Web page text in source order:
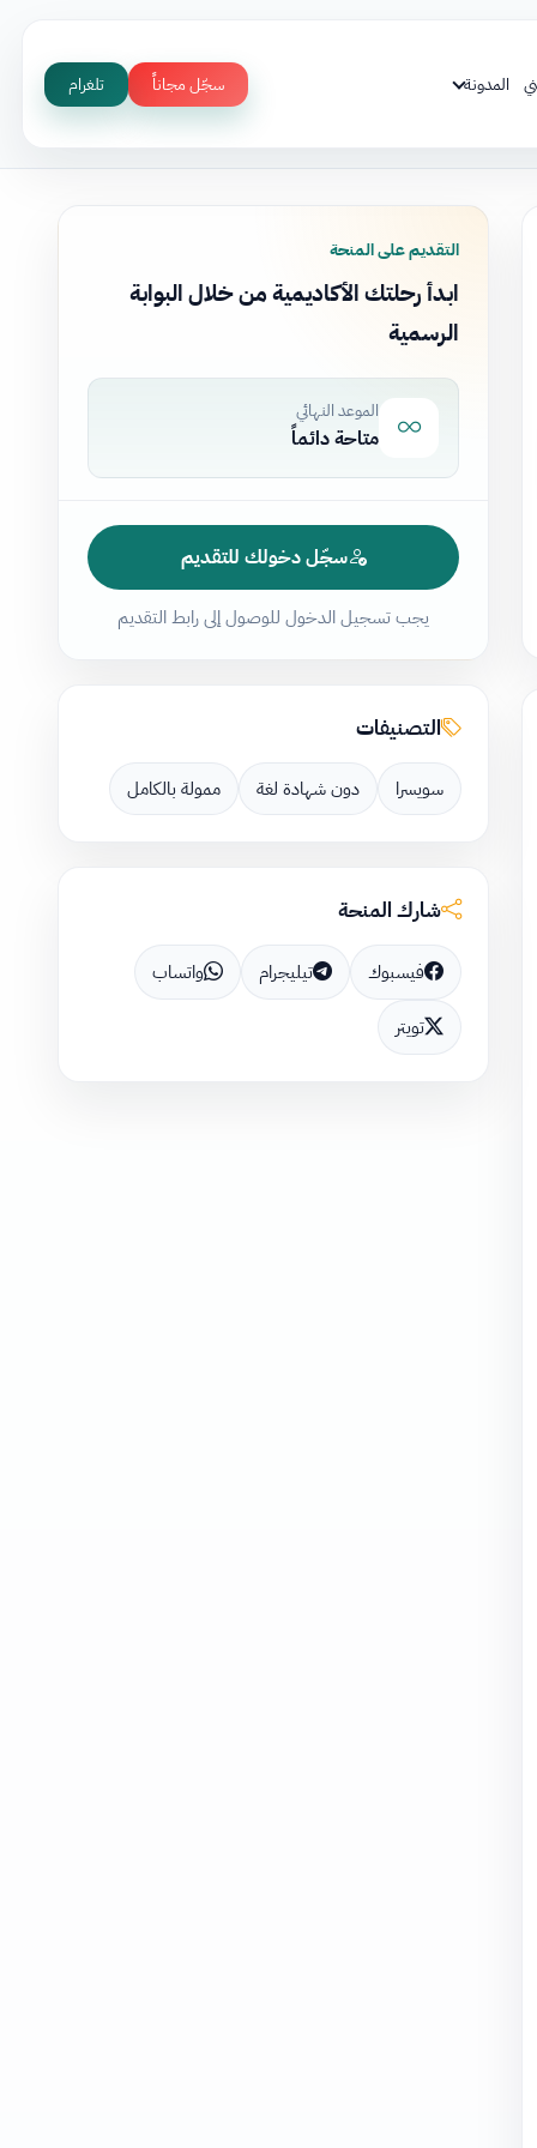
المدونة سجّل مجاناً تلغرام
التقديم على المنحة
ابدأ رحلتك الأكاديمية من خلال البوابة
الرسمية
الموعد النهائي
متاحة دائماً
سجّل دخولك للتقديم
يجب تسجيل الدخول للوصول إلى رابط التقديم
التصنيفات
سويسرا دون شهادة لغة ممولة بالكامل
شارك المنحة
فيسبوك تيليجرام واتساب
تويتر